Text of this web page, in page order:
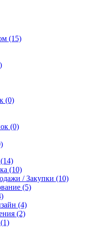
(15)
(0)
(0)
(14)
(10)
/ Закупки (10)
(5)
(4)
(2)
(1)